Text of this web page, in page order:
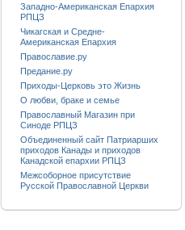
Западно-Американская Епархия
РПЦЗ
Чикагская и Средне-
Американская Епархия
Православие.ру
Предание.ру
Приходы-Церковь это Жизнь
О любви, браке и семье
Православный Магазин при
Синоде РПЦЗ
Объединенный сайт Патриарших
приходов Канады и приходов
Канадской епархии РПЦЗ
Межсоборное присутствие
Русской Православной Церкви